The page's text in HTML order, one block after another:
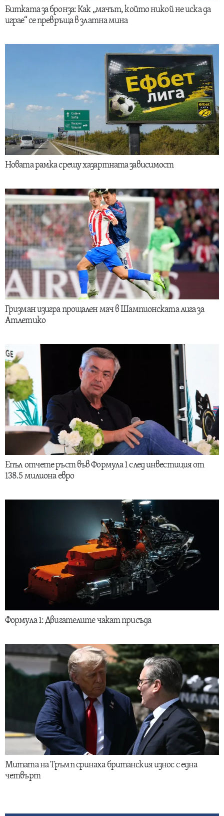
Битката за бронза: Как „мачът, който никой не иска да
играе“ се превръща в златна мина
Новата рамка срещу хазартната зависимост
Гризман изигра прощален мач в Шампионската лига за
Атлетико
Епъл отчете ръст във Формула 1 след инвестиция от
138.5 милиона евро
Формула 1: Двигателите чакат присъда
Митата на Тръмп сринаха британския износ с една
четвърт